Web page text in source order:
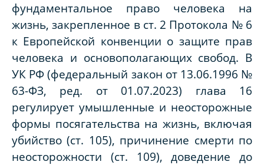
фундаментальное право человека на
жизнь, закрепленное в ст. 2 Протокола № 6
к Европейской конвенции о защите прав
человека и основополагающих свобод. В
УК РФ (федеральный закон от 13.06.1996 №
63-ФЗ, ред. от 01.07.2023) глава 16
регулирует умышленные и неосторожные
формы посягательства на жизнь, включая
убийство (ст. 105), причинение смерти по
неосторожности (ст. 109), доведение до